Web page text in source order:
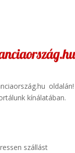
kínálatában.
szállást